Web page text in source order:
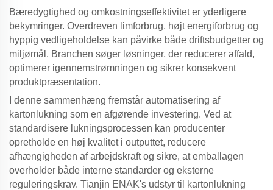
Bæredygtighed og omkostningseffektivitet er yderligere
bekymringer. Overdreven limforbrug, højt energiforbrug og
hyppig vedligeholdelse kan påvirke både driftsbudgetter og
miljømål. Branchen søger løsninger, der reducerer affald,
optimerer igennemstrømningen og sikrer konsekvent
produktpræsentation.
I denne sammenhæng fremstår automatisering af
kartonlukning som en afgørende investering. Ved at
standardisere lukningsprocessen kan producenter
opretholde en høj kvalitet i outputtet, reducere
afhængigheden af arbejdskraft og sikre, at emballagen
overholder både interne standarder og eksterne
reguleringskrav. Tianjin ENAK's udstyr til kartonlukning